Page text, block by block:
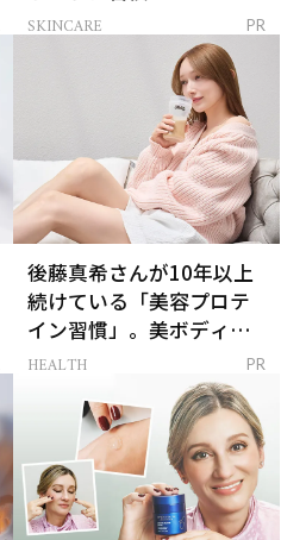
SKINCARE PR
後藤真希さんが10年以上
続けている「美容プロテ
イン習慣」。美ボディを
支える朝ルーティンと
HEALTH PR